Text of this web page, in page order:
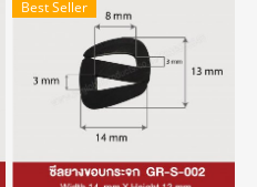
Best Seller